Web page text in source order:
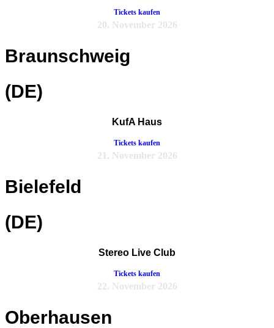
Tickets kaufen
20. November 2026
Braunschweig
(DE)
KufA Haus
Tickets kaufen
21. November 2026
Bielefeld
(DE)
Stereo Live Club
Tickets kaufen
22. November 2026
Oberhausen